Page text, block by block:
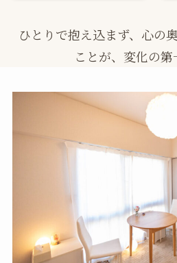
ひとりで抱え込まず、心の
ことが、変化の第